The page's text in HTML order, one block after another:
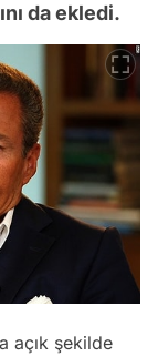
da ekledi.
açık şekilde